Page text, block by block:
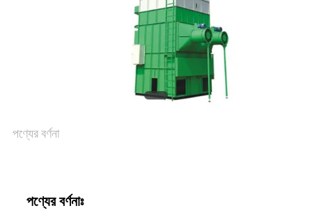
গোপনীয়তা
পণ্যের বর্ণনা
পণ্যের বর্ণনাঃ